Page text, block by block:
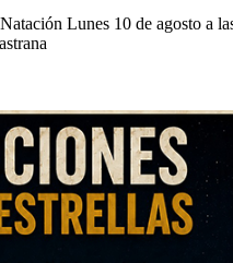
Lunes 10 de agosto a